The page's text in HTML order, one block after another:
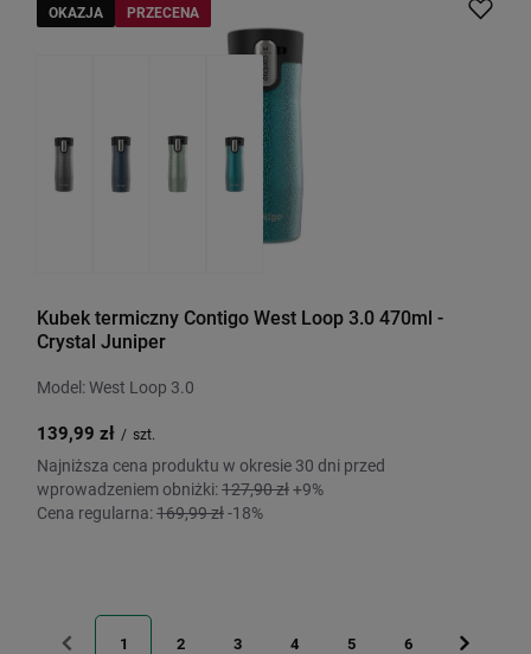
OKAZJA PRZECENA
Kubek termiczny Contigo West Loop 3.0 470ml -
Crystal Juniper
Model: West Loop 3.0
139,99 zł / szt.
Najniższa cena produktu w okresie 30 dni przed
wprowadzeniem obniżki:127,90 zł+9%
Cena regularna:169,99 zł-18%
1 2 3 4 5 6